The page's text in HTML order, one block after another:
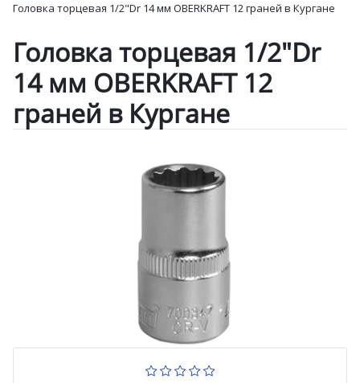
Головка торцевая 1/2"Dr 14 мм OBERKRAFT 12 граней в Кургане
Головка торцевая 1/2"Dr
14 мм OBERKRAFT 12
граней в Кургане